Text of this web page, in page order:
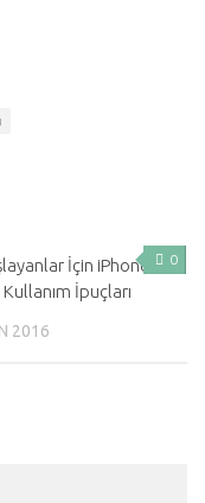
0
İçin iPhone
İpuçları
2016